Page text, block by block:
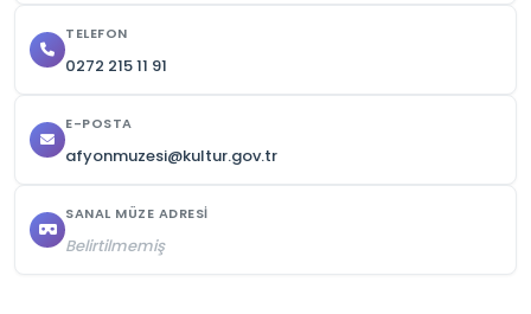
TELEFON
0272 215 11 91
E-POSTA
afyonmuzesi@kultur.gov.tr
SANAL MÜZE ADRESI
Belirtilmemiş